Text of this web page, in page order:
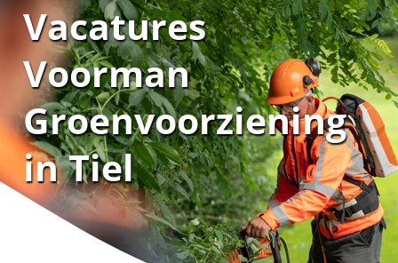
Vacatures
Voorman
Groenvoorziening
in Tiel